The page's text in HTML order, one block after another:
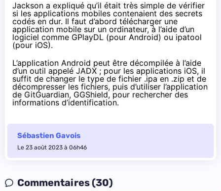
Jackson a expliqué qu’il était très simple de vérifier
si les applications mobiles contenaient des secrets
codés en dur. Il faut d’abord télécharger une
application mobile sur un ordinateur, à l’aide d’un
logiciel comme GPlayDL (pour Android) ou ipatool
(pour iOS).
L’application Android peut être décompilée à l’aide
d’un outil appelé JADX ; pour les applications iOS, il
suffit de changer le type de fichier .ipa en .zip et de
décompresser les fichiers, puis d’utiliser l’application
de GitGuardian, GGShield, pour rechercher des
informations d’identification.
Sébastien Gavois
Le 23 août 2023 à 06h46
Commentaires (30)